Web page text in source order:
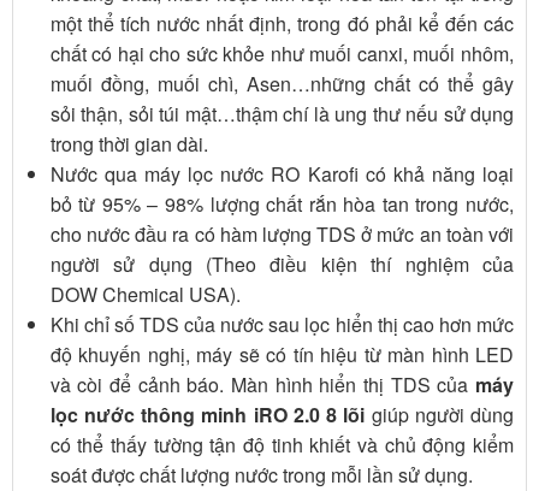
một thể tích nước nhất định, trong đó phải kể đến các
chất có hại cho sức khỏe như muối canxi, muối nhôm,
muối đồng, muối chì, Asen…những chất có thể gây
sỏi thận, sỏi túi mật…thậm chí là ung thư nếu sử dụng
trong thời gian dài.
Nước qua máy lọc nước RO Karofi có khả năng loại
bỏ từ 95% – 98% lượng chất rắn hòa tan trong nước,
cho nước đầu ra có hàm lượng TDS ở mức an toàn với
người sử dụng (Theo điều kiện thí nghiệm của
DOW Chemical USA).
Khi chỉ số TDS của nước sau lọc hiển thị cao hơn mức
độ khuyến nghị, máy sẽ có tín hiệu từ màn hình LED
và còi để cảnh báo. Màn hình hiển thị TDS của máy
lọc nước thông minh iRO 2.0 8 lõi giúp người dùng
có thể thấy tường tận độ tinh khiết và chủ động kiểm
soát được chất lượng nước trong mỗi lần sử dụng.